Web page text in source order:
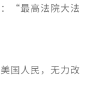
“最高法院大法
国人民，无力改